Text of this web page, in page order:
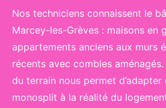
Nos techniciens connaissent le
Marcey-les-Grèves : maisons en
appartements anciens aux murs
récents avec combles
du terrain nous permet
monosplit à la réalité du